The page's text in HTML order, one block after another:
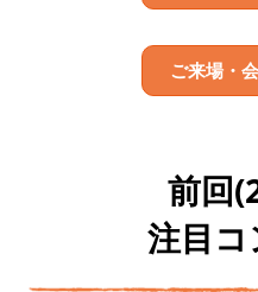
ご来場・
前回
注目